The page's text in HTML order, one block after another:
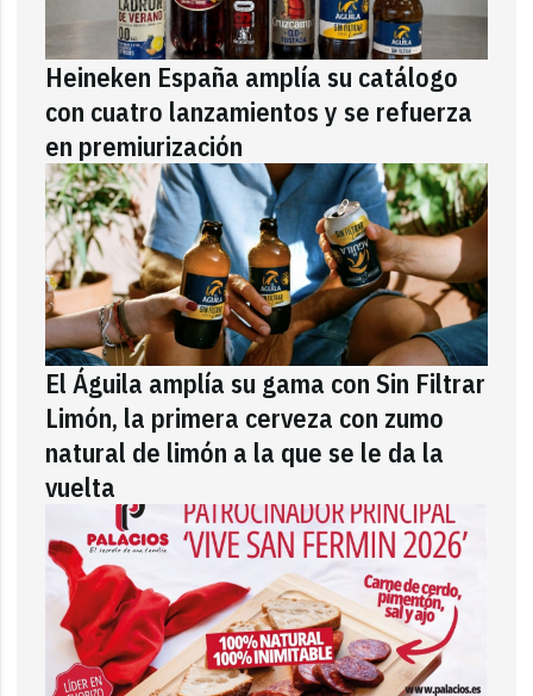
Heineken España amplía su catálogo
con cuatro lanzamientos y se refuerza
en premiurización
El Águila amplía su gama con Sin Filtrar
Limón, la primera cerveza con zumo
natural de limón a la que se le da la
vuelta